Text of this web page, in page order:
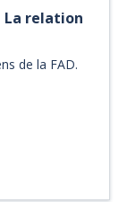
La relation
de la FAD.